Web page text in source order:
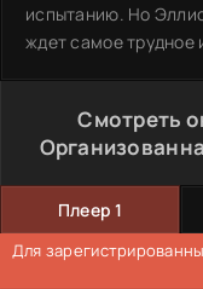
испытанию. Но
ждет самое трудное
Смотреть
Плеер 1
Для